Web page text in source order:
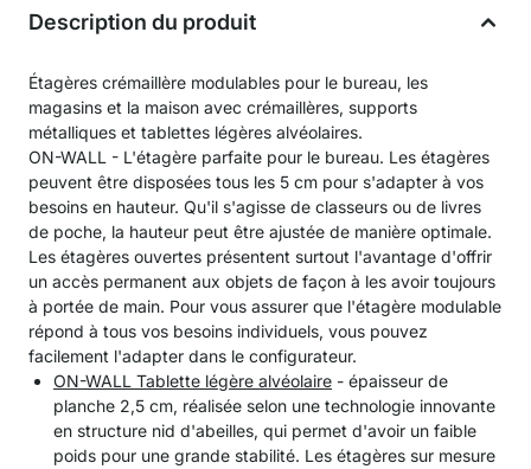
Description du produit
Étagères crémaillère modulables pour le bureau, les
magasins et la maison avec crémaillères, supports
métalliques et tablettes légères alvéolaires.
ON-WALL - L'étagère parfaite pour le bureau. Les étagères
peuvent être disposées tous les 5 cm pour s'adapter à vos
besoins en hauteur. Qu'il s'agisse de classeurs ou de livres
de poche, la hauteur peut être ajustée de manière optimale.
Les étagères ouvertes présentent surtout l'avantage d'offrir
un accès permanent aux objets de façon à les avoir toujours
à portée de main. Pour vous assurer que l'étagère modulable
répond à tous vos besoins individuels, vous pouvez
facilement l'adapter dans le configurateur.
ON-WALL Tablette légère alvéolaire - épaisseur de
planche 2,5 cm, réalisée selon une technologie innovante
en structure nid d'abeilles, qui permet d'avoir un faible
poids pour une grande stabilité. Les étagères sur mesure